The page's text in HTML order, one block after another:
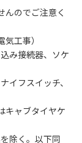
んのでご注意く
工事）
み接続器、ソケ
イフスイッチ、
キャブタイヤケ
除く。以下同